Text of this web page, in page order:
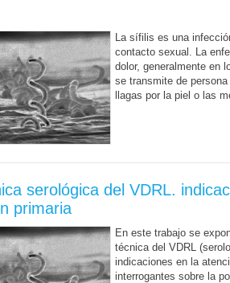
La sífilis es una
contacto sexual. La
dolor, generalmente en
se transmite de
llagas por la piel o las
serológica del VDRL.
primaria
En este trabajo se
técnica del VDRL
indicaciones en la
interrogantes sobre la